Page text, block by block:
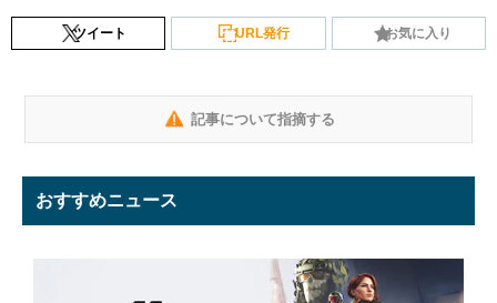
ツイート URL発行 お気に入り
記事について指摘する
おすすめニュース